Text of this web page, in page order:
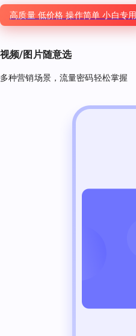
高质量 低价格 操作简单 小白专用
视频/图片随意选
多种营销场景，流量密码轻松掌握